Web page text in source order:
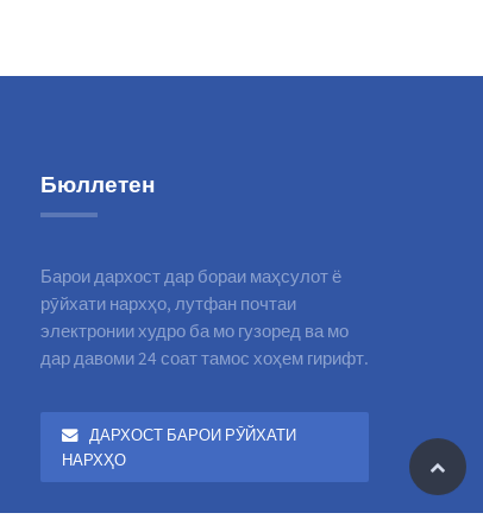
Бюллетен
Барои дархост дар бораи маҳсулот ё
рӯйхати нархҳо, лутфан почтаи
электронии худро ба мо гузоред ва мо
дар давоми 24 соат тамос хоҳем гирифт.
ДАРХОСТ БАРОИ РӮЙХАТИ
НАРХҲО